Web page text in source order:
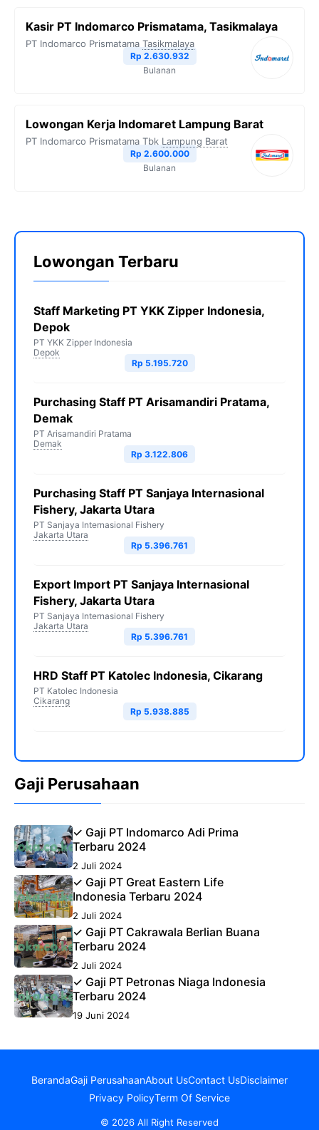
Kasir PT Indomarco Prismatama, Tasikmalaya
PT Indomarco Prismatama Tasikmalaya
Rp 2.630.932
Bulanan
Lowongan Kerja Indomaret Lampung Barat
PT Indomarco Prismatama Tbk Lampung Barat
Rp 2.600.000
Bulanan
Lowongan Terbaru
Staff Marketing PT YKK Zipper Indonesia,
Depok
PT YKK Zipper Indonesia
Depok
Rp 5.195.720
Purchasing Staff PT Arisamandiri Pratama,
Demak
PT Arisamandiri Pratama
Demak
Rp 3.122.806
Purchasing Staff PT Sanjaya Internasional
Fishery, Jakarta Utara
PT Sanjaya Internasional Fishery
Jakarta Utara
Rp 5.396.761
Export Import PT Sanjaya Internasional
Fishery, Jakarta Utara
PT Sanjaya Internasional Fishery
Jakarta Utara
Rp 5.396.761
HRD Staff PT Katolec Indonesia, Cikarang
PT Katolec Indonesia
Cikarang
Rp 5.938.885
Gaji Perusahaan
✓ Gaji PT Indomarco Adi Prima
Terbaru 2024
2 Juli 2024
✓ Gaji PT Great Eastern Life
Indonesia Terbaru 2024
2 Juli 2024
✓ Gaji PT Cakrawala Berlian Buana
Terbaru 2024
2 Juli 2024
✓ Gaji PT Petronas Niaga Indonesia
Terbaru 2024
19 Juni 2024
BerandaGaji PerusahaanAbout UsContact UsDisclaimer
Privacy PolicyTerm Of Service
© 2026 All Right Reserved